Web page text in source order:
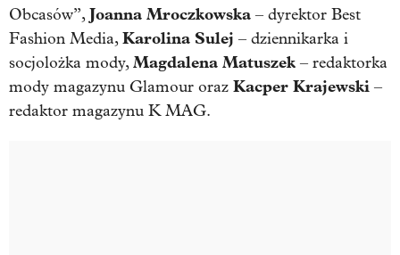
Obcasów”,Joanna Mroczkowska – dyrektor Best
Fashion Media,Karolina Sulej – dziennikarka i
socjolożka mody,Magdalena Matuszek – redaktorka
mody magazynu Glamour oraz Kacper Krajewski –
redaktor magazynu K MAG.